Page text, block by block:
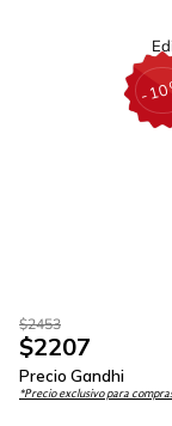
-10
$2453
$2207
Precio Gandhi
*Precio exclusivo para